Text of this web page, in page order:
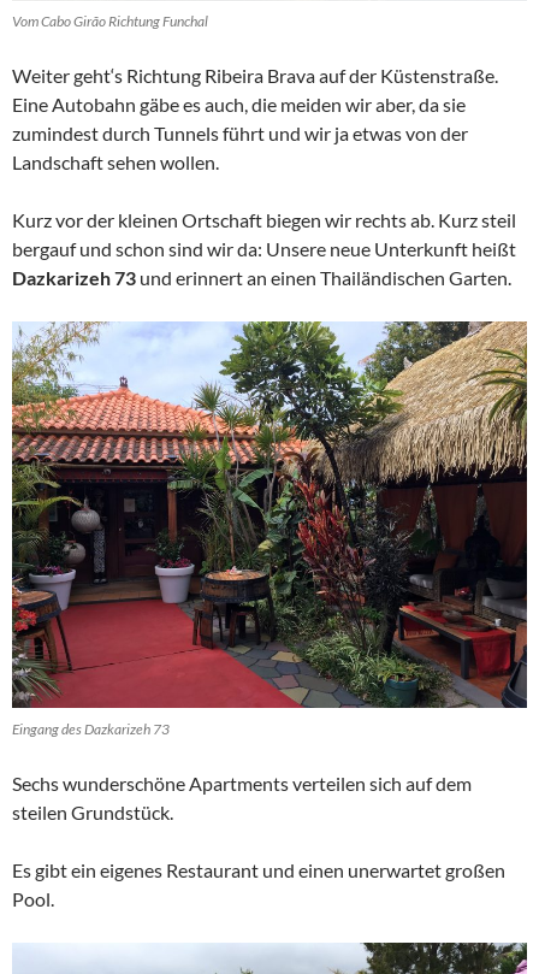
Vom Cabo Girão Richtung Funchal
Weiter geht‘s Richtung Ribeira Brava auf der Küstenstraße.
Eine Autobahn gäbe es auch, die meiden wir aber, da sie
zumindest durch Tunnels führt und wir ja etwas von der
Landschaft sehen wollen.
Kurz vor der kleinen Ortschaft biegen wir rechts ab. Kurz steil
bergauf und schon sind wir da: Unsere neue Unterkunft heißt
Dazkarizeh 73 und erinnert an einen Thailändischen Garten.
Eingang des Dazkarizeh 73
Sechs wunderschöne Apartments verteilen sich auf dem
steilen Grundstück.
Es gibt ein eigenes Restaurant und einen unerwartet großen
Pool.